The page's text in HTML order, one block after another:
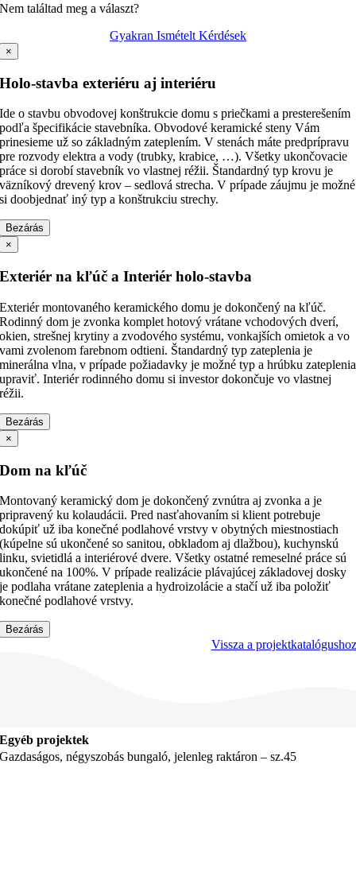
Nem találtad meg a választ?
Gyakran Ismételt Kérdések
×
Holo-stavba exteriéru aj interiéru
Ide o stavbu obvodovej konštrukcie domu s priečkami a presterešením
podľa špecifikácie stavebníka. Obvodové keramické steny Vám
prinesieme už so základným zateplením. V stenách máte predprípravu
pre rozvody elektra a vody (trubky, krabice, …). Všetky ukončovacie
práce si dorobí stavebník vo vlastnej réžii. Štandardný typ krovu je
väzníkový drevený krov – sedlová strecha. V prípade záujmu je možné
si doobjednať iný typ a konštrukciu strechy.
Bezárás
×
Exteriér na kľúč a Interiér holo-stavba
Exteriér montovaného keramického domu je dokončený na kľúč.
Rodinný dom je zvonka komplet hotový vrátane vchodových dverí,
okien, strešnej krytiny a zvodového systému, vonkajších omietok a vo
vami zvolenom farebnom odtieni. Štandardný typ zateplenia je
minerálna vlna, v prípade požiadavky je možné typ a hrúbku zateplenia
upraviť. Interiér rodinného domu si investor dokončuje vo vlastnej
réžii.
Bezárás
×
Dom na kľúč
Montovaný keramický dom je dokončený zvnútra aj zvonka a je
pripravený ku kolaudácii. Pred nasťahovaním si klient potrebuje
dokúpiť už iba konečné podlahové vrstvy v obytných miestnostiach
(kúpelne sú ukončené so sanitou, obkladom aj dlažbou), kuchynskú
linku, svietidlá a interiérové dvere. Všetky ostatné remeselné práce sú
ukončené na 100%. V prípade realizácie plávajúcej základovej dosky
je podlaha vrátane zateplenia a hydroizolácie a stačí už iba položiť
konečné podlahové vrstvy.
Bezárás
Vissza a projektkatalógushoz
Egyéb projektek
Gazdaságos, négyszobás bungaló, jelenleg raktáron – sz.45